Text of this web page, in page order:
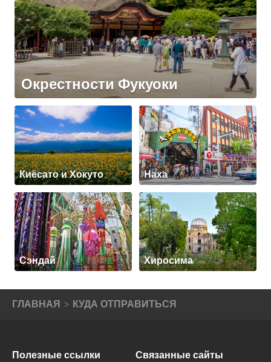
Окрестности Фукуоки
Киёсато и Хокуто Наха
Сэндай Хиросима
ГЛАВНАЯ КУДА ОТПРАВИТЬСЯ
Полезные ссылки Связанные сайты